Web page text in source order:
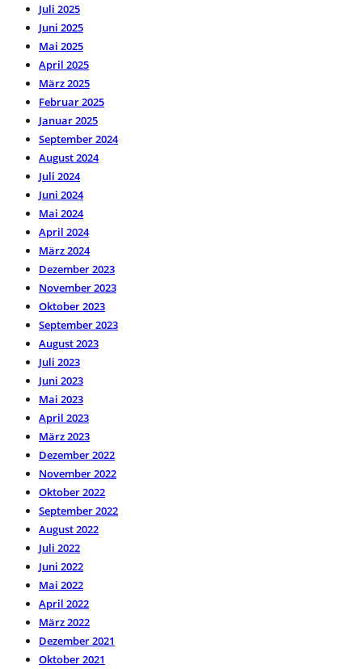
Juli 2025
Juni 2025
Mai 2025
April 2025
März 2025
Februar 2025
Januar 2025
September 2024
August 2024
Juli 2024
Juni 2024
Mai 2024
April 2024
März 2024
Dezember 2023
November 2023
Oktober 2023
September 2023
August 2023
Juli 2023
Juni 2023
Mai 2023
April 2023
März 2023
Dezember 2022
November 2022
Oktober 2022
September 2022
August 2022
Juli 2022
Juni 2022
Mai 2022
April 2022
März 2022
Dezember 2021
Oktober 2021